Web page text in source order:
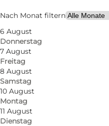
Nach Monat filtern
6 August
Donnerstag
7 August
Freitag
8 August
Samstag
10 August
Montag
11 August
Dienstag
Mehr erfahren